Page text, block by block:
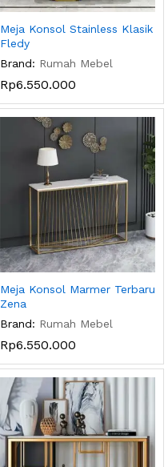
Meja Konsol Stainless Klasik
Fledy
Brand: Rumah Mebel
Rp6.550.000
Meja Konsol Marmer Terbaru
Zena
Brand: Rumah Mebel
Rp6.550.000